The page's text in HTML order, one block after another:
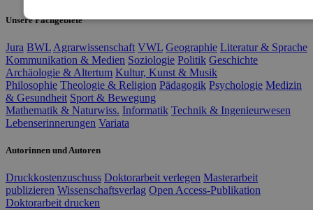
Unsere Fachgebiete
Jura BWL Agrarwissenschaft VWL Geographie Literatur & Sprache
Kommunikation & Medien Soziologie Politik Geschichte
Archäologie & Altertum Kultur, Kunst & Musik
Philosophie Theologie & Religion Pädagogik Psychologie Medizin
& Gesundheit Sport & Bewegung
Mathematik & Naturwiss. Informatik Technik & Ingenieurwesen
Lebenserinnerungen Variata
Autorinnen und Autoren
Druckkostenzuschuss Doktorarbeit verlegen Masterarbeit
publizieren Wissenschaftsverlag Open Access-Publikation
Doktorarbeit drucken